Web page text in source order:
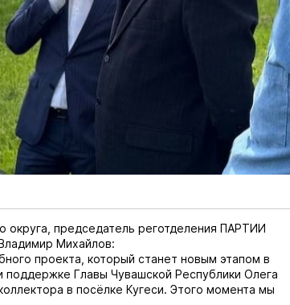
округа, председатель реготделения ПАРТИИ
Михайлов:
проекта, который станет новым этапом в
поддержке Главы Чувашской Республики Олега
в посёлке Кугеси. Этого момента мы